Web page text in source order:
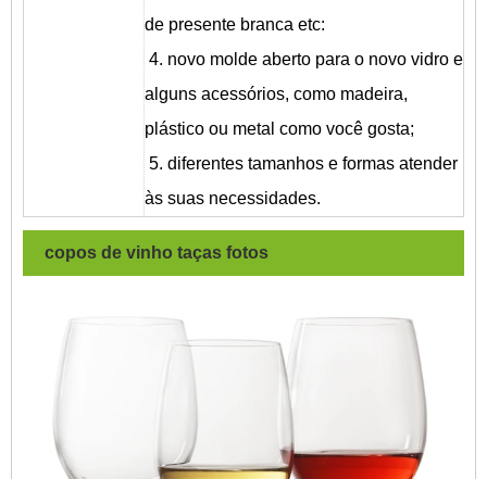
de presente branca etc:
4. novo molde aberto para o novo vidro e
alguns acessórios, como madeira,
plástico ou metal como você gosta;
5. diferentes tamanhos e formas atender
às suas necessidades.
copos de vinho taças fotos